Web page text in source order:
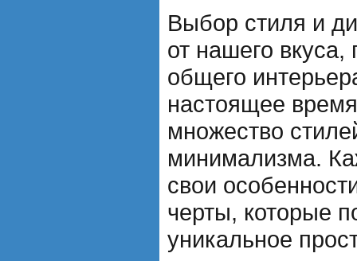
Выбор стиля и
от нашего вкуса,
общего
настоящее
множество
минимализма.
свои
черты, которые
уникальное